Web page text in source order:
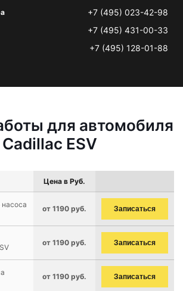
+7 (495) 023-42-98
+7 (495) 431-00-33
+7 (495) 128-01-88
для автомобиля
Cadillac ESV
Цена в Руб.
от 1190 руб. Записаться
от 1190 руб. Записаться
от 1190 руб. Записаться